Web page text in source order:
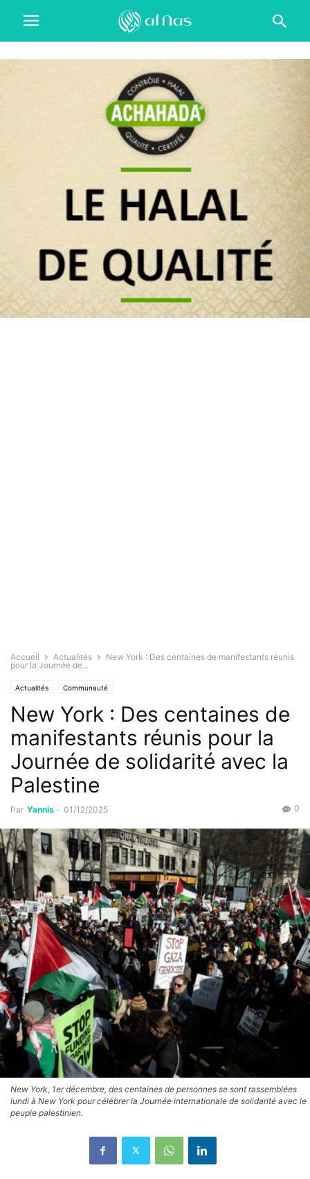
Accueil Actualités
New York : Des centaines de manifestants réunis
pour la Journée de...
Actualités Communauté
New York : Des centaines de
manifestants réunis pour la
Journée de solidarité avec la
Palestine
Par Yannis - 01/12/2025 0
New York, 1er décembre, des centaines de personnes se sont rassemblées
lundi à New York pour célébrer la Journée internationale de solidarité avec le
peuple palestinien.